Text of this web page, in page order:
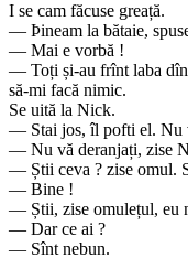
I se cam făcuse greață.
— Þineam la bătaie,
— Mai e vorbă !
— Toți și-au frînt laba
să-mi facă nimic.
Se uită la Nick.
— Stai jos, îl pofti el. Nu
— Nu vă deranjați, zise
— Știi ceva ? zise omul.
— Bine !
— Știi, zise omulețul, eu
— Dar ce ai ?
— Sînt nebun.